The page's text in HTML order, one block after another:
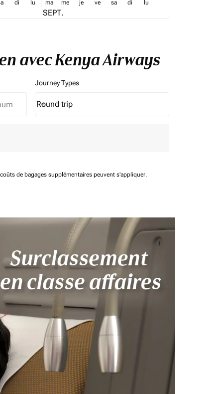
di lu ma
SEPT.
me je ve sa di lu
avec Kenya Airways
Journey Types
Journey Types option Round trip Selected
Round trip
keyboard_arrow_down
de bagages supplémentaires peuvent s'appliquer.